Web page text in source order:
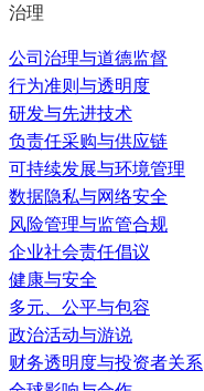
治理
公司治理与道德监督
行为准则与透明度
研发与先进技术
负责任采购与供应链
可持续发展与环境管理
数据隐私与网络安全
风险管理与监管合规
企业社会责任倡议
健康与安全
多元、公平与包容
政治活动与游说
财务透明度与投资者关系